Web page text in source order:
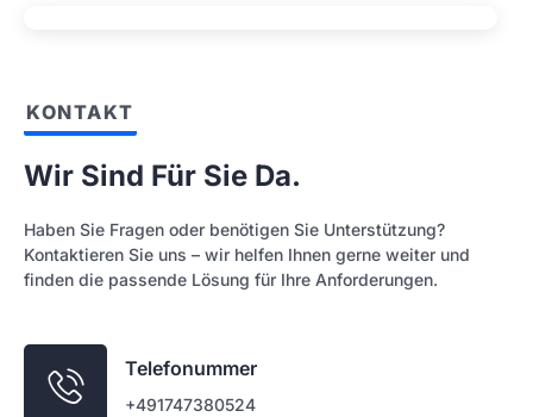
KONTAKT
Wir Sind Für Sie Da.
Haben Sie Fragen oder benötigen Sie Unterstützung?
Kontaktieren Sie uns – wir helfen Ihnen gerne weiter und
finden die passende Lösung für Ihre Anforderungen.
Telefonummer
+491747380524